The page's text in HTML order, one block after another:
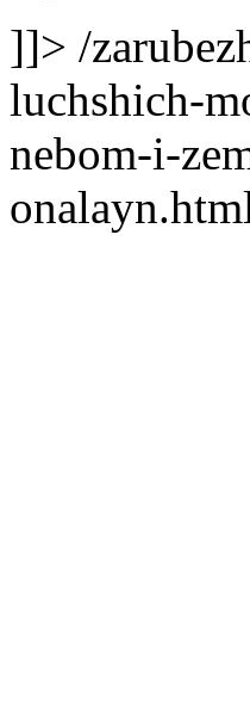
]]> /
luchshich-
nebom-i-